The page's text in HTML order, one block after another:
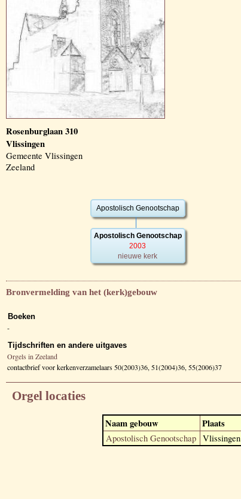
Rosenburglaan 310
Vlissingen
Gemeente Vlissingen
Zeeland
Apostolisch Genootschap
Apostolisch Genootschap
2003
nieuwe kerk
Bronvermelding van het (kerk)gebouw
Boeken
-
Tijdschriften en andere uitgaves
Orgels in Zeeland
contactbrief voor kerkenverzamelaars 50(2003)36, 51(2004)36, 55(2006)37
Orgel locaties
Naam gebouw Plaats
Apostolisch Genootschap Vlissingen